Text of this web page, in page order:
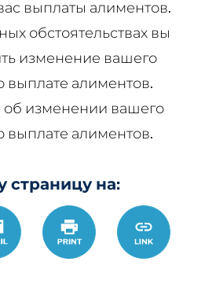
выплаты алиментов.
обстоятельствах вы
изменение вашего
выплате алиментов.
об изменении вашего
выплате алиментов.
страницу на:
Печать
https://
Link